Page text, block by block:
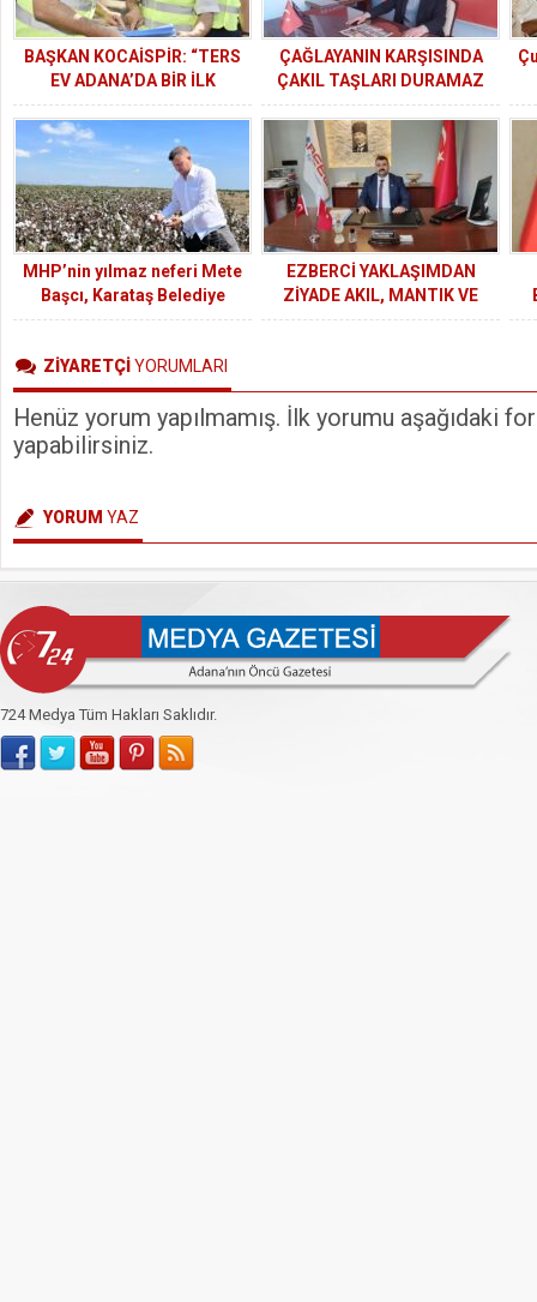
BAŞKAN KOCAİSPİR: “TERS
EV ADANA’DA BİR İLK
OLACAK”
ÇAĞLAYANIN KARŞISINDA
ÇAKIL TAŞLARI DURAMAZ
MHP’nin yılmaz neferi Mete
Başcı, Karataş Belediye
Başkanlığına aday adaylığını
EZBERCİ YAKLAŞIMDAN
ZİYADE AKIL, MANTIK VE
MUHAKEME GÜCÜ
ZİYARETÇİYORUMLARI
Henüz yorum yapılmamış. İlk yorumu aşağıdaki
yapabilirsiniz.
YORUM YAZ
724 Medya Tüm Hakları Saklıdır.